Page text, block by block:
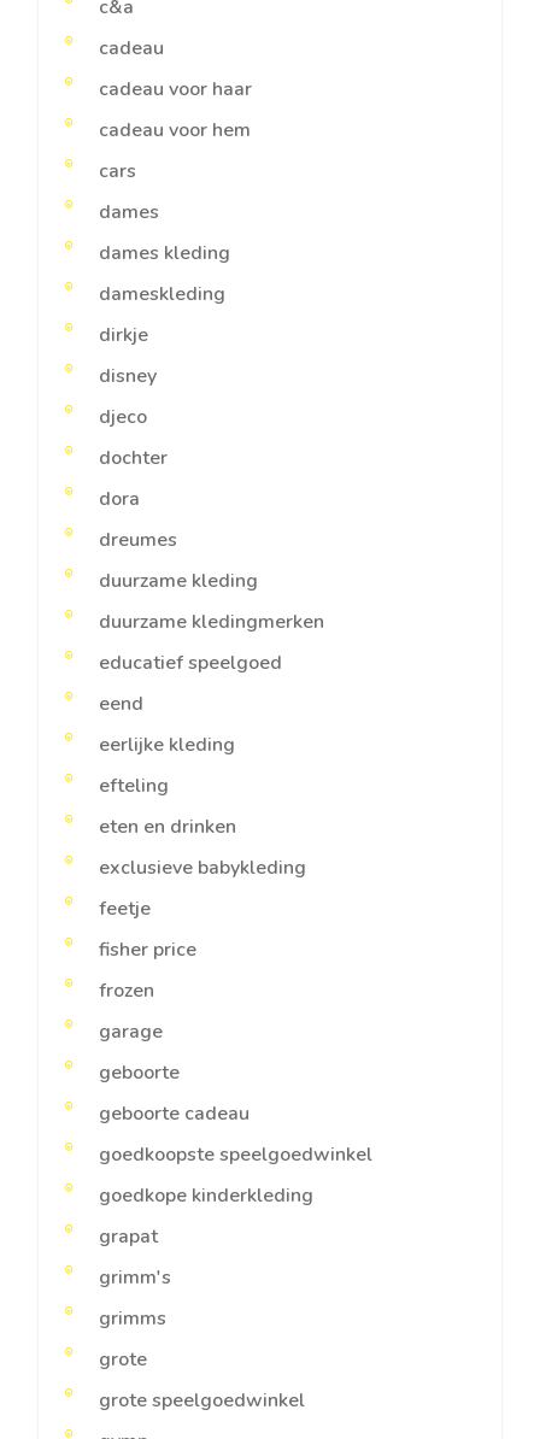
c&a
cadeau
cadeau voor haar
cadeau voor hem
cars
dames
dames kleding
dameskleding
dirkje
disney
djeco
dochter
dora
dreumes
duurzame kleding
duurzame kledingmerken
educatief speelgoed
eend
eerlijke kleding
efteling
eten en drinken
exclusieve babykleding
feetje
fisher price
frozen
garage
geboorte
geboorte cadeau
goedkoopste speelgoedwinkel
goedkope kinderkleding
grapat
grimm's
grimms
grote
grote speelgoedwinkel